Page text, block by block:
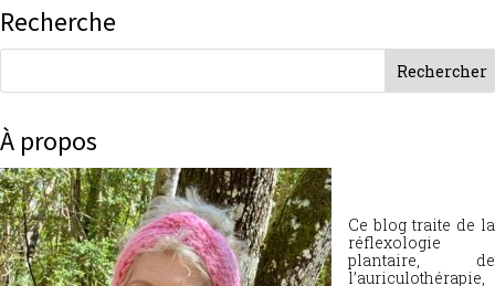
Recherche
À propos
Ce blog traite de la
réflexologie
plantaire, de
l’auriculothérapie,